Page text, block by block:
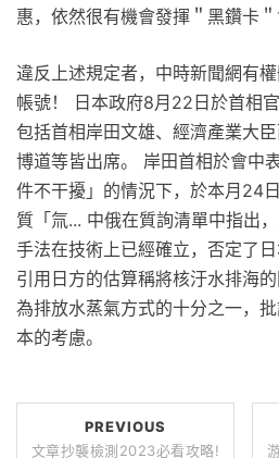
惠，依然很有機會發揮＂黑鑽卡＂
違反上述規定者，中時新聞網有
帳號！ 日本政府8月22日於首相
包括首相岸田文雄、經濟產業大
博道等皆出席。 岸田首相於會中
件不干擾」的情況下，於本月24
質「氚... 中俄在質詢清單中指出
手法在技術上已經確立，否定了
引用日方的估算稱將核汙水排海
為排放水蒸氣方式的十分之一，
本的考慮。
PREVIOUS
文章抄襲檢測2023必看攻略!